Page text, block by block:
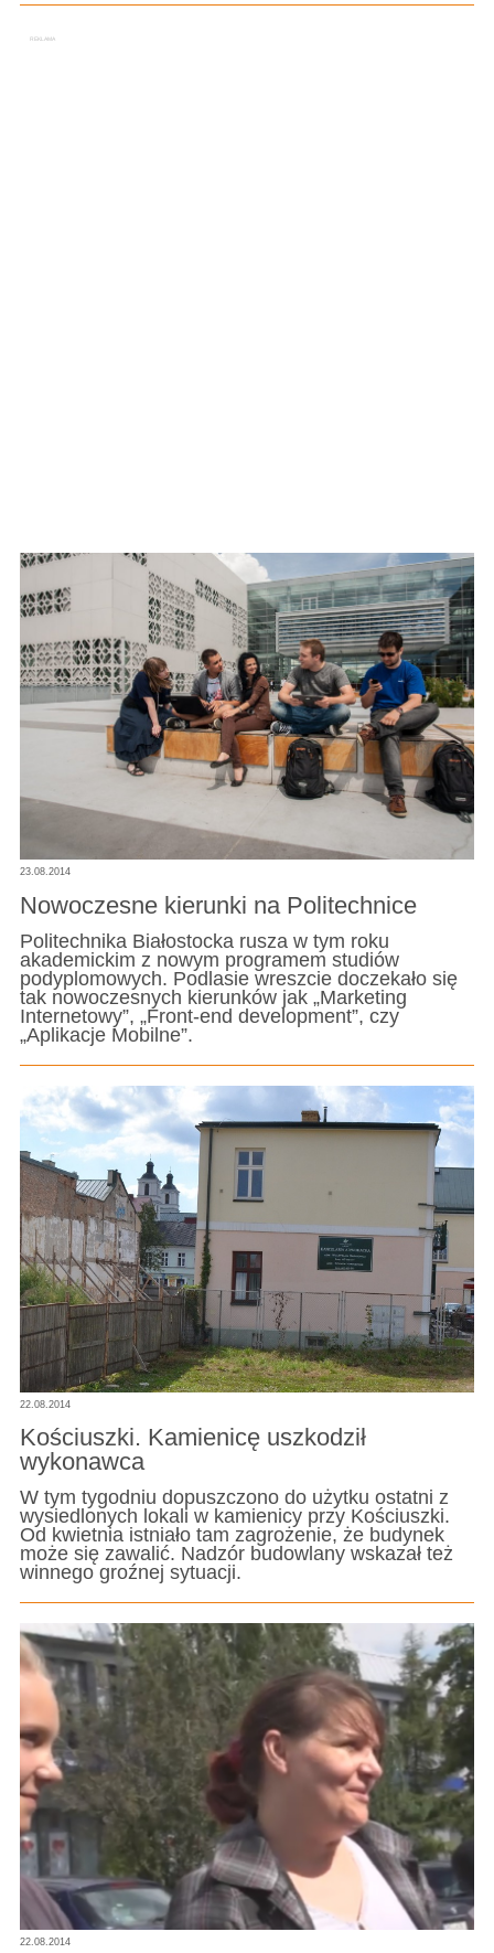
23.08.2014
Nowoczesne kierunki na Politechnice
Politechnika Białostocka rusza w tym roku
akademickim z nowym programem studiów
podyplomowych. Podlasie wreszcie doczekało się
tak nowoczesnych kierunków jak „Marketing
Internetowy”, „Front-end development”, czy
„Aplikacje Mobilne”.
22.08.2014
Kościuszki. Kamienicę uszkodził
wykonawca
W tym tygodniu dopuszczono do użytku ostatni z
wysiedlonych lokali w kamienicy przy Kościuszki.
Od kwietnia istniało tam zagrożenie, że budynek
może się zawalić. Nadzór budowlany wskazał też
winnego groźnej sytuacji.
22.08.2014